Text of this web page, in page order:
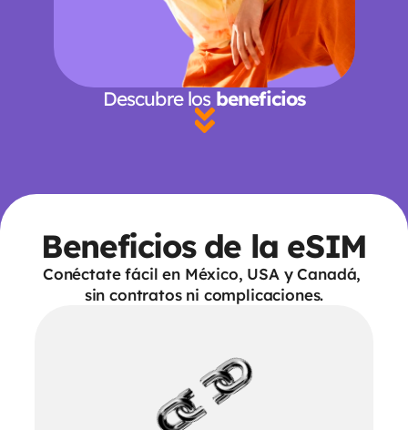
Descubre los beneficios
Beneficios de la eSIM
Conéctate fácil en México, USA y Canadá,
sin contratos ni complicaciones.